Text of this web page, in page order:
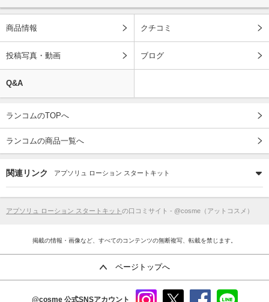
商品情報 クチコミ
投稿写真・動画 ブログ
Q&A
ランコムのTOPへ
ランコムの商品一覧へ
関連リンク アプソリュ ローション スタートキット
アプソリュ ローション スタートキット の口コミサイト - @cosme（アットコスメ）
掲載の情報・画像など、すべてのコンテンツの無断複写、転載を禁じます。
ページトップへ
@cosme 公式SNSアカウント